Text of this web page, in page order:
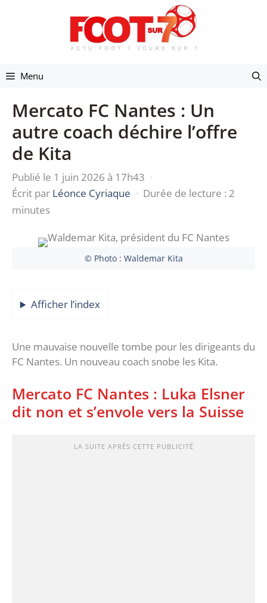
Menu
Mercato FC Nantes : Un
autre coach déchire l’offre
de Kita
Publié le 1 juin 2026 à 17h43 ·
Écrit par Léonce Cyriaque · Durée de lecture : 2
minutes
© Photo : Waldemar Kita
Afficher l’index
Une mauvaise nouvelle tombe pour les dirigeants du
FC Nantes. Un nouveau coach snobe les Kita.
Mercato FC Nantes : Luka Elsner
dit non et s’envole vers la Suisse
LA SUITE APRÈS CETTE PUBLICITÉ